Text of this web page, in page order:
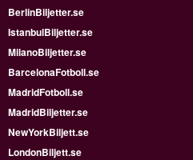
BerlinBiljetter.se
IstanbulBiljetter.se
MilanoBiljetter.se
BarcelonaFotboll.se
MadridFotboll.se
MadridBiljetter.se
NewYorkBiljett.se
LondonBiljett.se